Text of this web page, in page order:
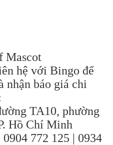
Mascot
hệ với Bingo để
nhận báo giá chi
TA10, phường
Hồ Chí Minh
772 125 | 0934